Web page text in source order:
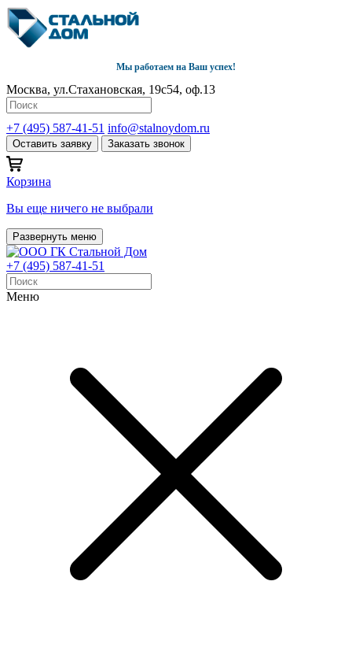
Мы работаем на Ваш успех!
Москва, ул.Стахановская, 19с54, оф.13
+7 (495) 587-41-51 info@stalnoydom.ru
Оставить заявку Заказать звонок
Корзина
Вы еще ничего не выбрали
Развернуть меню
+7 (495) 587-41-51
Меню